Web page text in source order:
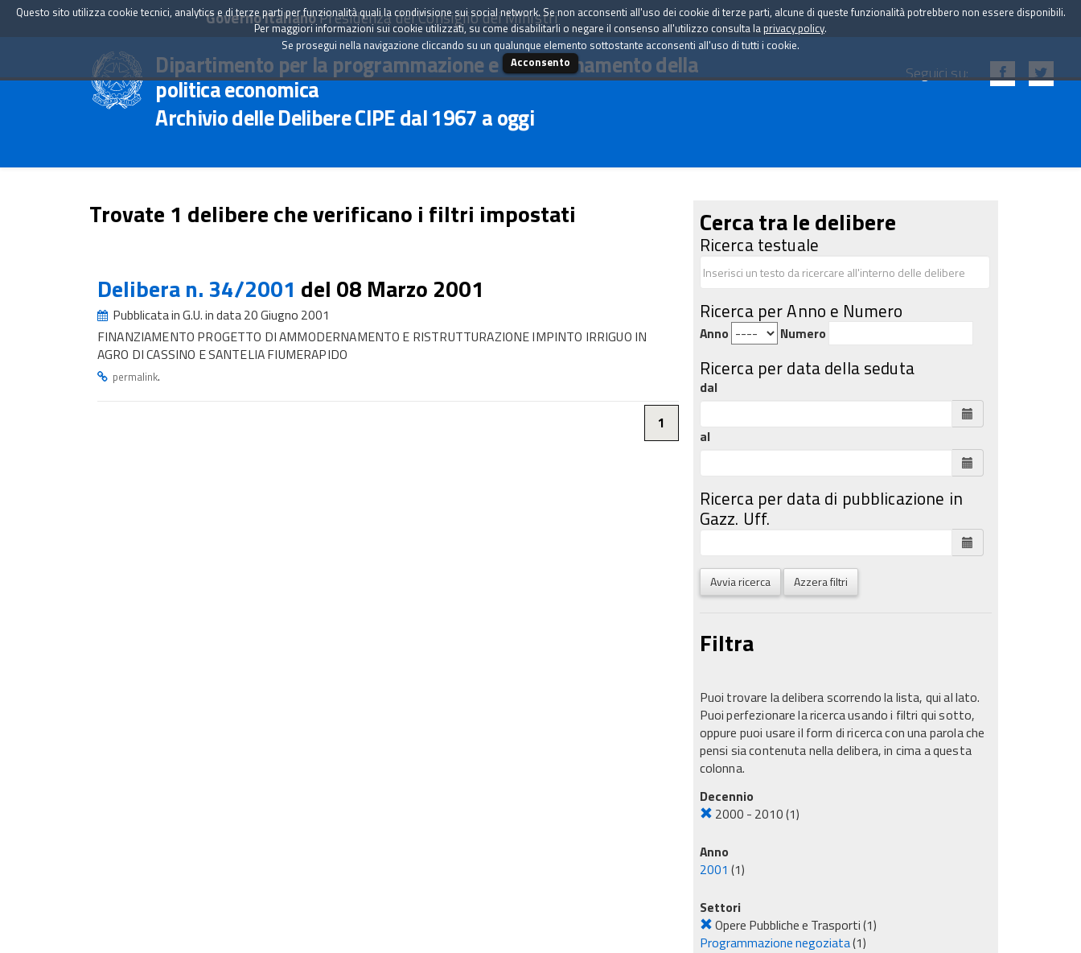
Governo ItalianoPresidenza del Consiglio dei Ministri
Dipartimento per la programmazione e il coordinamento della
politica economica
Archivio delle Delibere CIPE dal 1967 a oggi
Seguici su:
Trovate 1 delibere che verificano i filtri impostati
Delibera n. 34/2001 del 08 Marzo 2001
Pubblicata in G.U. in data 20 Giugno 2001
FINANZIAMENTO PROGETTO DI AMMODERNAMENTO E RISTRUTTURAZIONE IMPINTO IRRIGUO IN
AGRO DI CASSINO E SANTELIA FIUMERAPIDO
permalink.
1
Cerca tra le delibere
Ricerca testuale
Ricerca per Anno e Numero
Anno Numero
Ricerca per data della seduta
dal
al
Ricerca per data di pubblicazione in
Gazz. Uff.
Avvia ricerca Azzera filtri
Filtra
Puoi trovare la delibera scorrendo la lista, qui al lato.
Puoi perfezionare la ricerca usando i filtri qui sotto,
oppure puoi usare il form di ricerca con una parola che
pensi sia contenuta nella delibera, in cima a questa
colonna.
Decennio
2000 - 2010(1)
Anno
2001 (1)
Settori
Opere Pubbliche e Trasporti(1)
Programmazione negoziata(1)
Questo sito utilizza cookie tecnici, analytics e di terze parti per funzionalità quali la condivisione sui social network. Se non acconsenti all'uso dei cookie di terze parti, alcune di queste funzionalità potrebbero non essere disponibili.
Per maggiori informazioni sui cookie utilizzati, su come disabilitarli o negare il consenso all'utilizzo consulta la privacy policy.
Se prosegui nella navigazione cliccando su un qualunque elemento sottostante acconsenti all'uso di tutti i cookie.
Acconsento